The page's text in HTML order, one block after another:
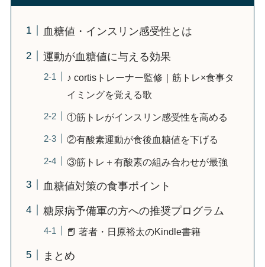
血糖値・インスリン感受性とは
運動が血糖値に与える効果
♪ cortisトレーナー監修｜筋トレ×食事タ
イミングを覚える歌
①筋トレがインスリン感受性を高める
②有酸素運動が食後血糖値を下げる
③筋トレ＋有酸素の組み合わせが最強
血糖値対策の食事ポイント
糖尿病予備軍の方への推奨プログラム
📕 著者・日原裕太のKindle書籍
まとめ